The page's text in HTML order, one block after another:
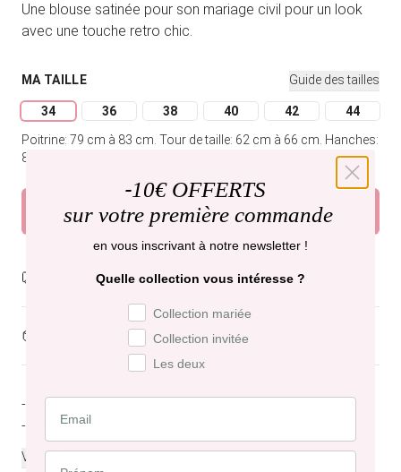
Une blouse satinée pour son mariage civil pour un look
avec une touche retro chic.
MA TAILLE Guide des tailles
34
Variante épuisée ou indisponible
36
Variante épuisée ou indisponible
38
Variante épuisée ou indisponible
40
Variante épuisée ou
42
Variante épuisée
44
Poitrine: 79 cm à 83 cm. Tour de taille: 62 cm à 66 cm. Hanches:
87 cm à 91 cm.
Ajouter au panier
Livraison gratuite,recevez-la lundi .
Dispo en boutique Paris et Bruxelles
- Blouse droite en crêpe polyester satiné blanc cassé
- Longueur depuis l’épaule de...
VOIR PLUS
-10€ OFFERTS
sur votre première commande
en vous inscrivant à notre newsletter !
Quelle collection vous intéresse ?
Préférence de collection
Collection mariée
Collection invitée
Les deux